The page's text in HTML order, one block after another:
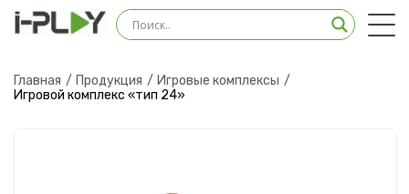
Главная Продукция
Игровые комплексы
Игровой комплекс «тип 24»
Оставить заявку на
консультацию
Наш менеджер свяжется с вами в ближайшее